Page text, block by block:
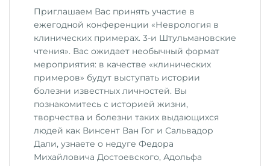
Приглашаем Вас принять участие в
ежегодной конференции «Неврология в
клинических примерах. 3-и Штульмановские
чтения». Вас ожидает необычный формат
мероприятия: в качестве «клинических
примеров» будут выступать истории
болезни известных личностей. Вы
познакомитесь с историей жизни,
творчества и болезни таких выдающихся
людей как Винсент Ван Гог и Сальвадор
Дали, узнаете о недуге Федора
Михайловича Достоевского, Адольфа